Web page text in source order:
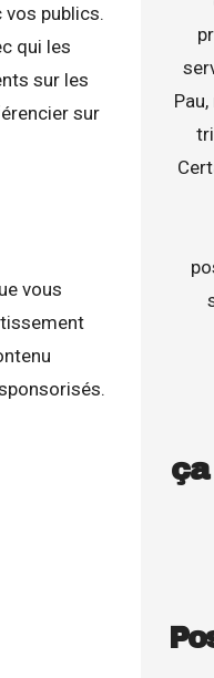
publics.
qui les
sur les
sur
vous